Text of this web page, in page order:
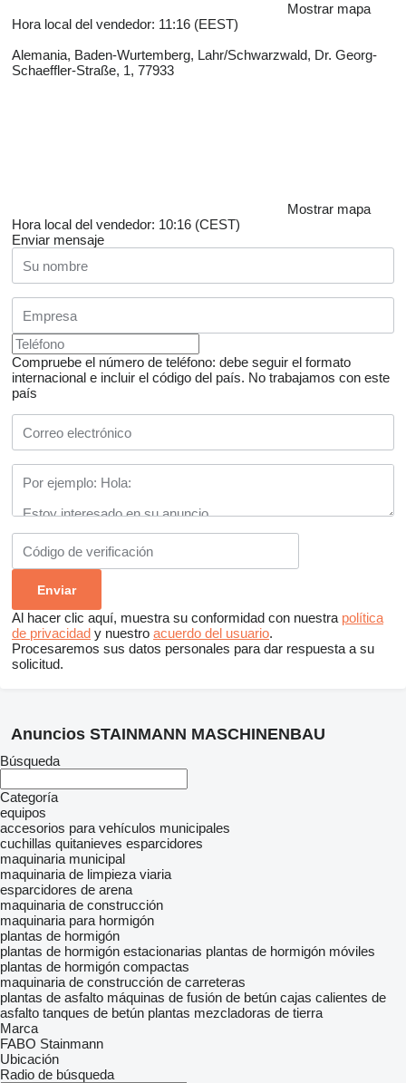
Mostrar mapa
Hora local del vendedor: 11:16 (EEST)
Alemania, Baden-Wurtemberg, Lahr/Schwarzwald, Dr. Georg-
Schaeffler-Straße, 1, 77933
Mostrar mapa
Hora local del vendedor: 10:16 (CEST)
Enviar mensaje
Compruebe el número de teléfono: debe seguir el formato
internacional e incluir el código del país. No trabajamos con este
país
Al hacer clic aquí, muestra su conformidad con nuestra política
de privacidad y nuestro acuerdo del usuario.
Procesaremos sus datos personales para dar respuesta a su
solicitud.
Anuncios STAINMANN MASCHINENBAU
Búsqueda
Categoría
equipos
accesorios para vehículos municipales
cuchillas quitanieves esparcidores
maquinaria municipal
maquinaria de limpieza viaria
esparcidores de arena
maquinaria de construcción
maquinaria para hormigón
plantas de hormigón
plantas de hormigón estacionarias plantas de hormigón móviles
plantas de hormigón compactas
maquinaria de construcción de carreteras
plantas de asfalto máquinas de fusión de betún cajas calientes de
asfalto tanques de betún plantas mezcladoras de tierra
Marca
FABO Stainmann
Ubicación
Radio de búsqueda